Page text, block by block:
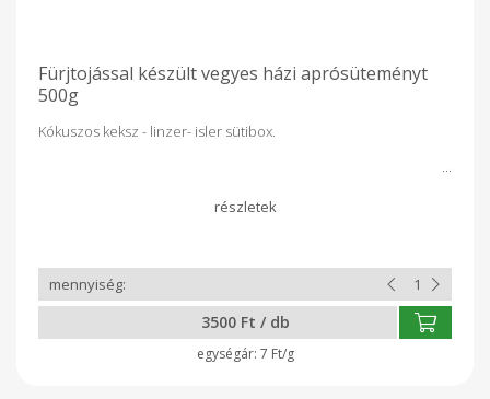
Fürjtojással készült vegyes házi aprósüteményt
500g
Kókuszos keksz - linzer- isler sütibox.
3500 Ft / db
7 Ft/g